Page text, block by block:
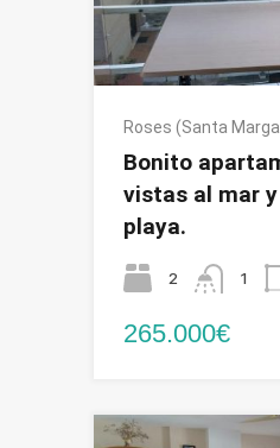
Roses (Santa
Bonito
vistas al mar
playa.
2 1
265.000€